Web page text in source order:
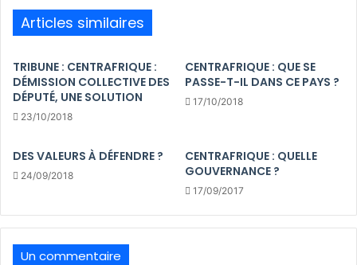
Articles similaires
TRIBUNE : CENTRAFRIQUE :
DÉMISSION COLLECTIVE DES
DÉPUTÉ, UNE SOLUTION
23/10/2018
CENTRAFRIQUE : QUE SE
PASSE-T-IL DANS CE PAYS ?
17/10/2018
DES VALEURS À DÉFENDRE ?
24/09/2018
CENTRAFRIQUE : QUELLE
GOUVERNANCE ?
17/09/2017
Un commentaire